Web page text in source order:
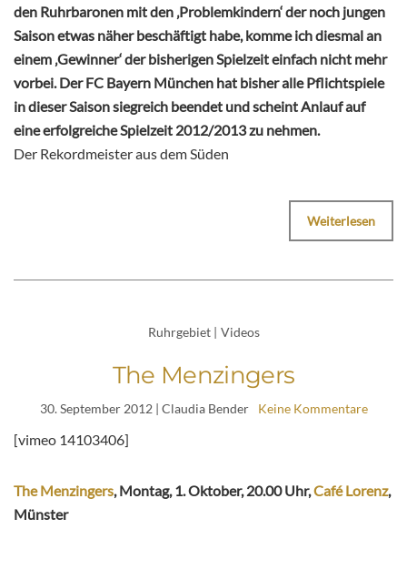
den Ruhrbaronen mit den ‚Problemkindern‘ der noch jungen
Saison etwas näher beschäftigt habe, komme ich diesmal an
einem ‚Gewinner‘ der bisherigen Spielzeit einfach nicht mehr
vorbei. Der FC Bayern München hat bisher alle Pflichtspiele
in dieser Saison siegreich beendet und scheint Anlauf auf
eine erfolgreiche Spielzeit 2012/2013 zu nehmen.
Der Rekordmeister aus dem Süden
Weiterlesen
Ruhrgebiet | Videos
The Menzingers
30. September 2012| Claudia Bender Keine Kommentare
[vimeo 14103406]
The Menzingers, Montag, 1. Oktober, 20.00 Uhr,Café Lorenz,
Münster